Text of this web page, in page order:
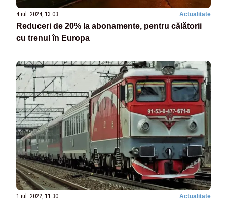
4 iul. 2024, 13:03 Actualitate
Reduceri de 20% la abonamente, pentru călătorii
cu trenul în Europa
1 iul. 2022, 11:30 Actualitate